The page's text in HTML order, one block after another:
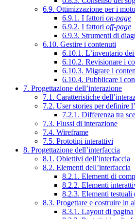
6.9. Ottimizzazione per i
6.9.1. I fattori on-page
6.9.2. I fattori off-page
6.9.3. Strumenti di
6.10. Gestire i contenuti
6.10.1. L’inventario
6.10.2. Revisionare i
6.10.3. Migrare i
6.10.4. Pubblicare i
7. Progettazione dell’interazione
7.1. Caratteristiche
7.2. User stories per definire
7.2.1. Differenza tra
7.3. Flussi di interazione
7.4. Wireframe
7.5. Prototipi interattivi
8. Progettazione dell’interfaccia
8.1. Obiettivi dell’interfaccia
8.2. Elementi dell’interfaccia
8.2.1. Elementi di
8.2.2. Elementi
8.2.3. Elementi testuali
8.3. Progettare e costruire in
8.3.1. Layout di pagina